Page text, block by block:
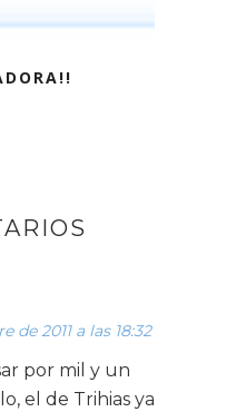
de 2011 a las 18:32
por mil y un
el de Trihias ya